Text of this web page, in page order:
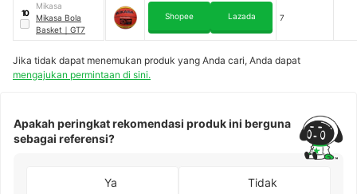
10
Mikasa
Mikasa Bola
Basket ｜ GT7
Shopee Lazada 7
Jika tidak dapat menemukan produk yang Anda cari, Anda dapat
mengajukan permintaan di sini.
Apakah peringkat rekomendasi produk ini berguna
sebagai referensi?
Ya Tidak